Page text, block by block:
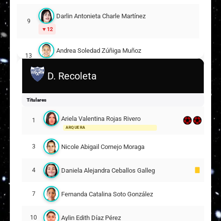
9
Darlin Antonieta Charle Martínez
12
13
Andrea Soledad Zúñiga Muñoz
Viviana Margot Torres Retamal
Suplentes
Ingrid Alejandra Castro Cuevas
D. Recoleta
Titulares
1 Ariela Valentina Rojas Rivero
ARQUERA
3 Nicole Abigail Cornejo Moraga
4 Daniela Alejandra Ceballos Gallegos
7 Fernanda Catalina Soto González
10 Aylin Edith Díaz Pérez